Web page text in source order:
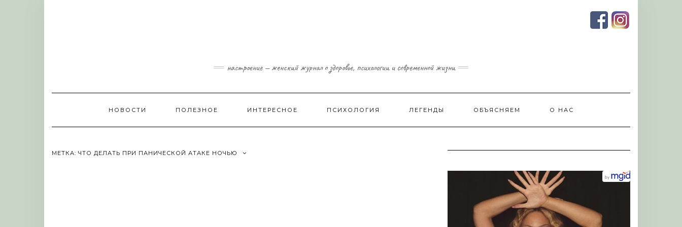
настроение — женский журнал о здоровье, психологии и современной жизни
НОВОСТИ ПОЛЕЗНОЕ ИНТЕРЕСНОЕ ПСИХОЛОГИЯ ЛЕГЕНДЫ ОБЪЯСНЯЕМ О НАС
МЕТКА: ЧТО ДЕЛАТЬ ПРИ ПАНИЧЕСКОЙ АТАКЕ НОЧЬЮ